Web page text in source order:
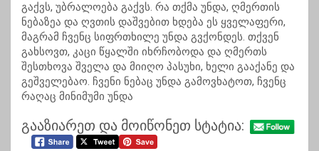
გაქვს, უბრალოება გაქვს. რა თქმა უნდა, ღმერთის
ნებაზეა და ღვთის დაშვებით ხდება ეს ყველაფერი,
მაგრამ ჩვენც სიფრთხილე უნდა გვქონდეს. თქვენ
გახსოვთ, კაცი წყალში იხრჩობოდა და ღმერთს
შესთხოვა შველა და მიიღო პასუხი, ხელი გააქანე და
გეშველებაო. ჩვენი ნებაც უნდა გამოვხატოთ, ჩვენც
რაღაც მინიმუმი უნდა
გააზიარეთ და მოიწონეთ სტატია: